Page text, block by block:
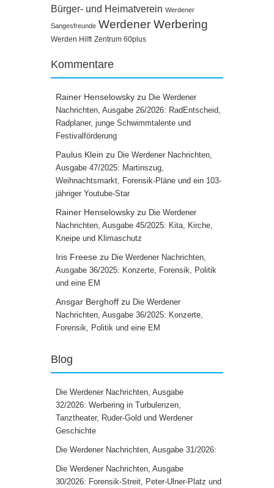
Bürger- und Heimatverein Werdener
Sangesfreunde Werdener Werbering
Werden Hilft Zentrum 60plus
Kommentare
Rainer Henselowsky zu Die Werdener
Nachrichten, Ausgabe 26/2026: RadEntscheid,
Radplaner, junge Schwimmtalente und
Festivalförderung
Paulus Klein zu Die Werdener Nachrichten,
Ausgabe 47/2025: Martinszug,
Weihnachtsmarkt, Forensik-Pläne und ein 103-
jähriger Youtube-Star
Rainer Henselowsky zu Die Werdener
Nachrichten, Ausgabe 45/2025: Kita, Kirche,
Kneipe und Klimaschutz
Iris Freese zu Die Werdener Nachrichten,
Ausgabe 36/2025: Konzerte, Forensik, Politik
und eine EM
Ansgar Berghoff zu Die Werdener
Nachrichten, Ausgabe 36/2025: Konzerte,
Forensik, Politik und eine EM
Blog
Die Werdener Nachrichten, Ausgabe
32/2026: Werbering in Turbulenzen,
Tanztheater, Ruder-Gold und Werdener
Geschichte
Die Werdener Nachrichten, Ausgabe 31/2026:
Die Werdener Nachrichten, Ausgabe
30/2026: Forensik-Streit, Peter-Ulner-Platz und